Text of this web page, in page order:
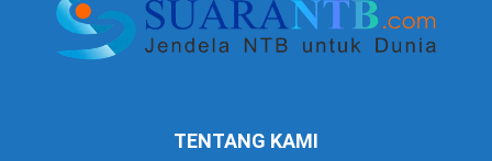
TENTANG KAMI